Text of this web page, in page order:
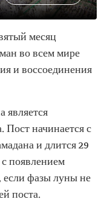
месяц
во всем мире
и воссоединения
является
Пост начинается с
и длится 29
появлением
если фазы луны не
поста.